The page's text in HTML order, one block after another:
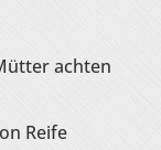
achten
Reife